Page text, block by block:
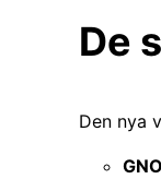
De
Den nya